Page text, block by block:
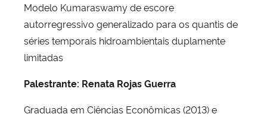
Modelo Kumaraswamy de escore
autorregressivo generalizado para os quantis de
séries temporais hidroambientais duplamente
limitadas
Palestrante: Renata Rojas Guerra
Graduada em Ciências Econômicas (2013) e